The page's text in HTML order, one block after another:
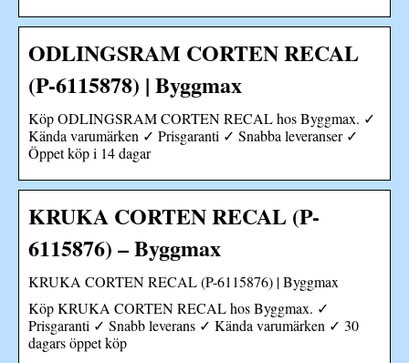
ODLINGSRAM CORTEN RECAL
(P-6115878) | Byggmax
Köp ODLINGSRAM CORTEN RECAL hos Byggmax. ✓
Kända varumärken ✓ Prisgaranti ✓ Snabba leveranser ✓
Öppet köp i 14 dagar
KRUKA CORTEN RECAL (P-
6115876) – Byggmax
KRUKA CORTEN RECAL (P-6115876) | Byggmax
Köp KRUKA CORTEN RECAL hos Byggmax. ✓
Prisgaranti ✓ Snabb leverans ✓ Kända varumärken ✓ 30
dagars öppet köp